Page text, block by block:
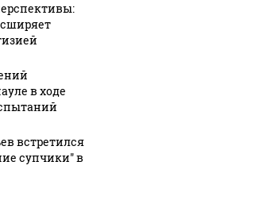
в ходе
встретился
супчики" в